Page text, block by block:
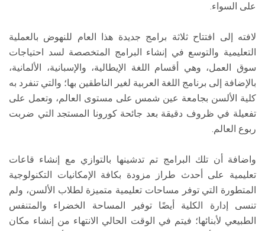
على السواء.
لافته إلى افتتاح ثلاثة برامج جديدة هذا العام للنهوض بالعملية
التعليمية والتوسع في إنشاء البرامج المتخصصة لسد احتياجات
سوق العمل، وهي أقسام اللغة الإيطالية، والإسبانية، الألمانية،
بالإضافة إلى برنامج اللغة العربية لغير الناطقين بها؛ والتي تنفرد به
كلية الألسن بجامعة عين شمس على مستوى العالم، وتعمل على
تفعيلة في ظروف دقيقة بعد جائحة كورونا المستجد التي ضربت
ربوع العالم.
واضافة أن تلك البرامج تم تدشينها بالتوازي مع إنشاء قاعات
تعليمية على أحدث طراز مزودة بكافة الإمكانيات التكنولوجية
المتطورة التي توفر مساحات تعليمية متميزة لطلاب الألسن، ولم
تنسى إدارة الكلية أيضًا توفير المساحة الخضراء والمتنفس
الطبيعي لأبنائها؛ فيتم في الوقت الحالي الانتهاء من إنشاء مكان